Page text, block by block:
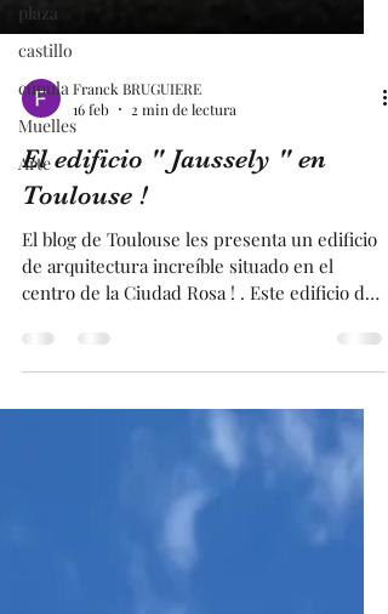
plaza
castillo
cúpula
Muelles
Arte
16 feb
2 min de lectura
El edificio " Jaussely " en
Toulouse !
El blog de Toulouse les presenta un edificio
centro de la Ciudad Rosa ! . Este edificio de
estilo mosaico, compuesto por notables
construido para albergar la sede de nuestro
periódico regional, que luego se convirtió en
varias palabras relacionadas con los medios